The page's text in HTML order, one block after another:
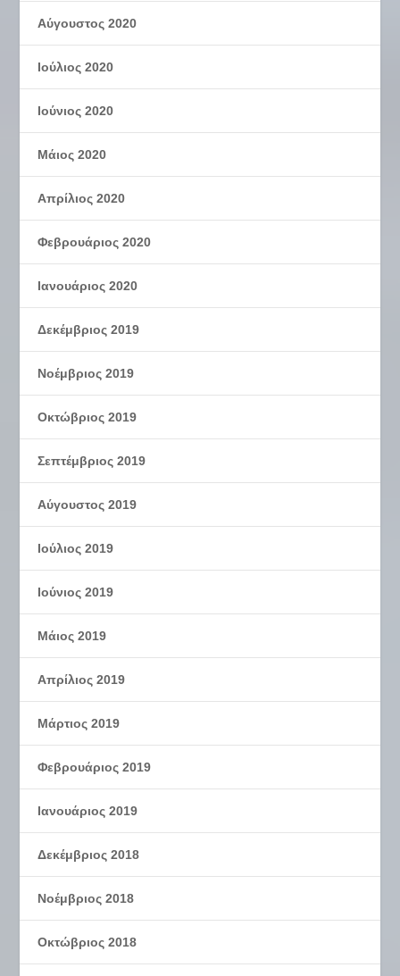
Αύγουστος 2020
Ιούλιος 2020
Ιούνιος 2020
Μάιος 2020
Απρίλιος 2020
Φεβρουάριος 2020
Ιανουάριος 2020
Δεκέμβριος 2019
Νοέμβριος 2019
Οκτώβριος 2019
Σεπτέμβριος 2019
Αύγουστος 2019
Ιούλιος 2019
Ιούνιος 2019
Μάιος 2019
Απρίλιος 2019
Μάρτιος 2019
Φεβρουάριος 2019
Ιανουάριος 2019
Δεκέμβριος 2018
Νοέμβριος 2018
Οκτώβριος 2018